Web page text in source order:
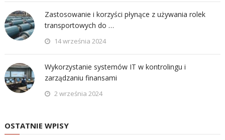
Zastosowanie i korzyści płynące z używania rolek
transportowych do …
14 września 2024
Wykorzystanie systemów IT w kontrolingu i
zarządzaniu finansami
2 września 2024
OSTATNIE WPISY